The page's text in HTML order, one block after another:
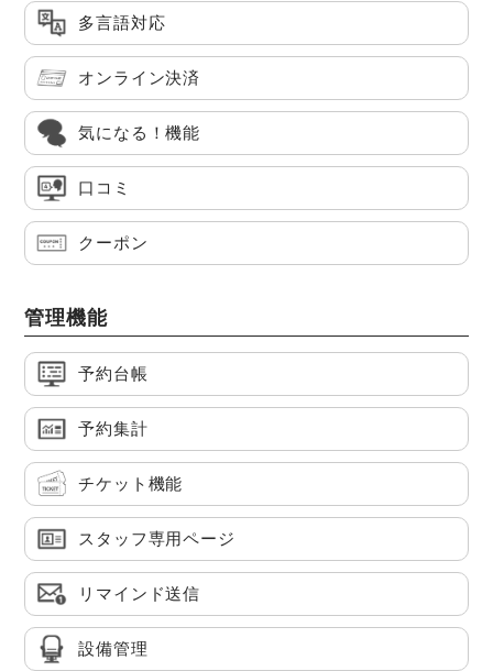
多言語対応
オンライン決済
気になる！機能
口コミ
クーポン
管理機能
予約台帳
予約集計
チケット機能
スタッフ専用ページ
リマインド送信
設備管理